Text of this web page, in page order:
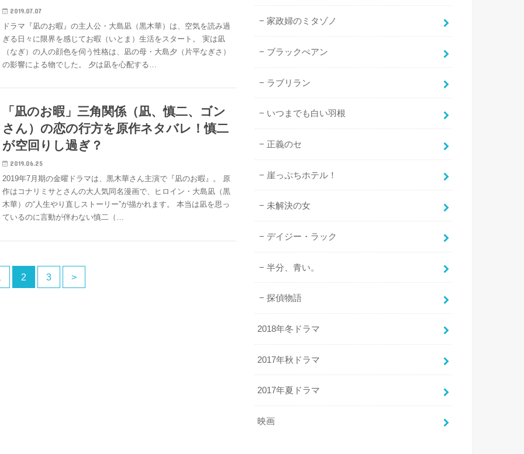
2019.07.07
ドラマ『凪のお暇』の主人公・大島凪（黒木華）は、空気を読み過
ぎる日々に限界を感じてお暇（いとま）生活をスタート。 実は凪
（なぎ）の人の顔色を伺う性格は、凪の母・大島夕（片平なぎさ）
の影響による物でした。 夕は凪を心配する…
「凪のお暇」三角関係（凪、慎二、ゴン
さん）の恋の行方を原作ネタバレ！慎二
が空回りし過ぎ？
2019.06.25
2019年7月期の金曜ドラマは、黒木華さん主演で『凪のお暇』。 原
作はコナリミサとさんの大人気同名漫画で、ヒロイン・大島凪（黒
木華）の“人生やり直しストーリー”が描かれます。 本当は凪を思っ
ているのに言動が伴わない慎二（…
2 3 >
家政婦のミタゾノ
ブラックぺアン
ラブリラン
いつまでも白い羽根
正義のセ
崖っぷちホテル！
未解決の女
デイジー・ラック
半分、青い。
探偵物語
2018年冬ドラマ
2017年秋ドラマ
2017年夏ドラマ
映画